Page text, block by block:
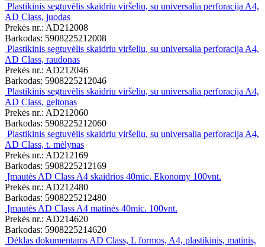
Plastikinis segtuvėlis skaidriu viršeliu, su universalia perforacija A4,
AD Class, juodas
Prekės nr.: AD212008
Barkodas: 5908225212008
Plastikinis segtuvėlis skaidriu viršeliu, su universalia perforacija A4,
AD Class, raudonas
Prekės nr.: AD212046
Barkodas: 5908225212046
Plastikinis segtuvėlis skaidriu viršeliu, su universalia perforacija A4,
AD Class, geltonas
Prekės nr.: AD212060
Barkodas: 5908225212060
Plastikinis segtuvėlis skaidriu viršeliu, su universalia perforacija A4,
AD Class, t. mėlynas
Prekės nr.: AD212169
Barkodas: 5908225212169
Įmautės AD Class A4 skaidrios 40mic. Ekonomy 100vnt.
Prekės nr.: AD212480
Barkodas: 5908225212480
Įmautės AD Class A4 matinės 40mic. 100vnt.
Prekės nr.: AD214620
Barkodas: 5908225214620
Dėklas dokumentams AD Class, L formos, A4, plastikinis, matinis,